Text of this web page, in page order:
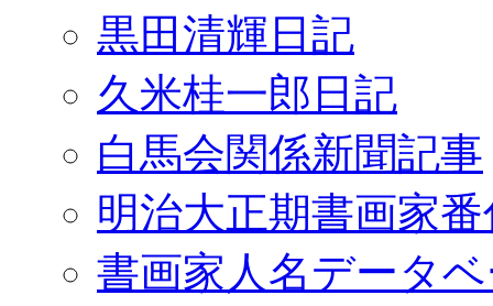
黒田清輝日記
久米桂一郎日記
白馬会関係新聞記事
明治大正期書画家
書画家人名データ